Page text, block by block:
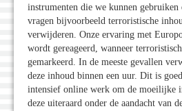
instrumenten die we kunnen
vragen bijvoorbeeld terroristische
verwijderen. Onze ervaring met
wordt gereageerd, wanneer
gemarkeerd. In de meeste gevallen
deze inhoud binnen een uur. Dit is
intensief online werk om de moeilijke
deze uiteraard onder de aandacht van